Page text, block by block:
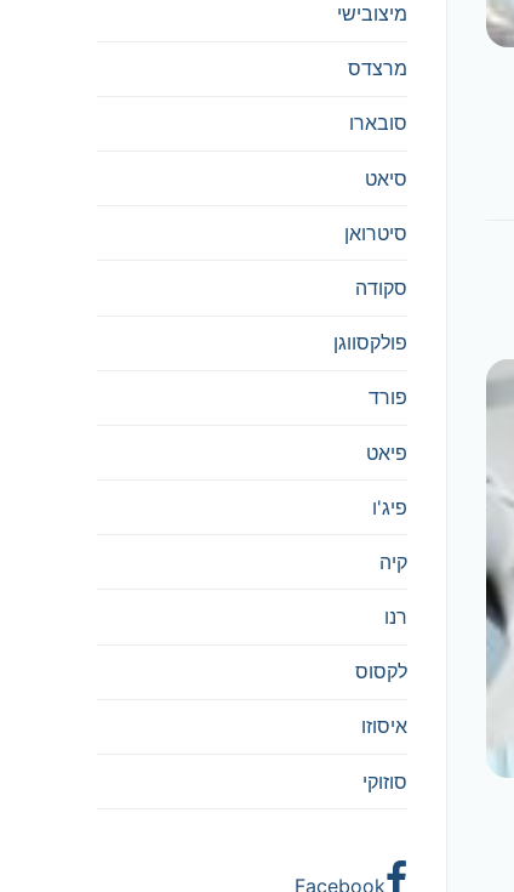
מיצובישי
מרצדס
סובארו
סיאט
סיטרואן
סקודה
פולקסווגן
פורד
פיאט
פיג'ו
קיה
רנו
לקסוס
איסוזו
סוזוקי
Facebook